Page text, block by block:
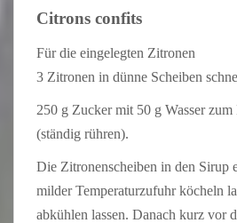
Citrons confits
Für die eingelegten Zitronen
3 Zitronen in dünne Scheiben
250 g Zucker mit 50 g Wasser
(ständig rühren).
Die Zitronenscheiben in den Sirup
milder Temperaturzufuhr köcheln
abkühlen lassen. Danach kurz vor